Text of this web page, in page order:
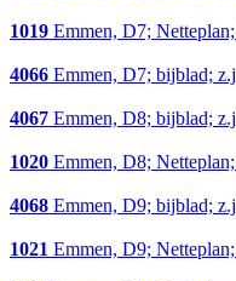
1019 Emmen, D7;
4066 Emmen, D7; bijblad;
4067 Emmen, D8; bijblad;
1020 Emmen, D8;
4068 Emmen, D9; bijblad;
1021 Emmen, D9;